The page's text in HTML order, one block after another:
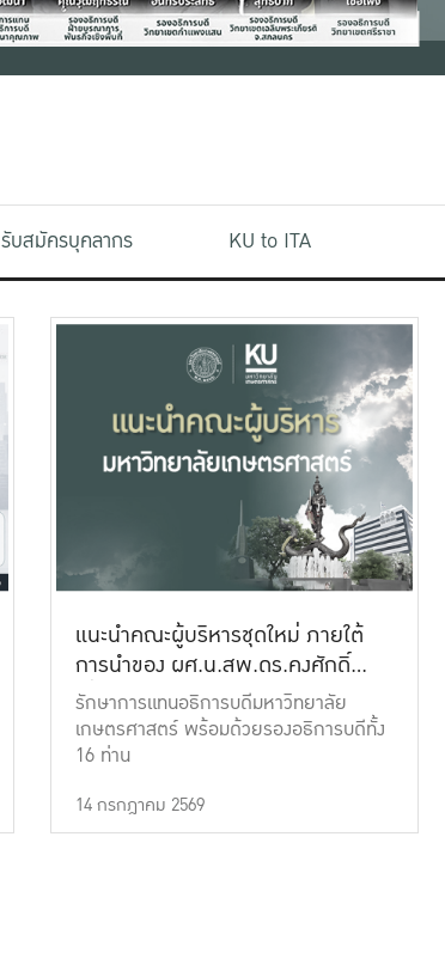
รับสมัครบุคลากร KU to ITA
แนะนำคณะผู้บริหารชุดใหม่ ภายใต้
การนำของ ผศ.น.สพ.ดร.คงศักดิ์
เที่ยงธรรม
รักษาการแทนอธิการบดีมหาวิทยาลัย
เกษตรศาสตร์ พร้อมด้วยรองอธิการบดีทั้ง
16 ท่าน
14 กรกฎาคม 2569